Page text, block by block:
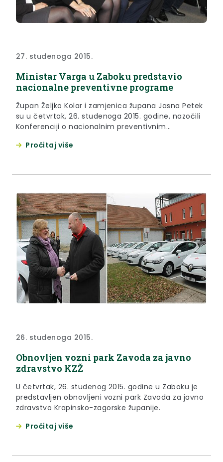
27. studenoga 2015.
Ministar Varga u Zaboku predstavio
nacionalne preventivne programe
Župan Željko Kolar i zamjenica župana Jasna Petek
su u četvrtak, 26. studenoga 2015. godine, nazočili
Konferenciji o nacionalnim preventivnim
Zaboka.
Pročitaj više
26. studenoga 2015.
Obnovljen vozni park Zavoda za javno
zdravstvo KZŽ
U četvrtak, 26. studenog 2015. godine u Zaboku je
predstavljen obnovljeni vozni park Zavoda za javno
zdravstvo Krapinsko-zagorske županije.
Pročitaj više